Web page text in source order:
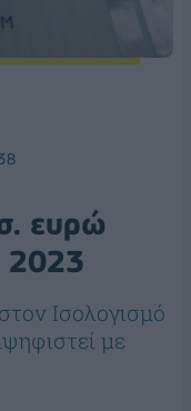
ευρώ
2023
Ισολογισμό
με